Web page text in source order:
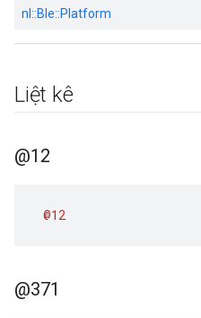
nl::Ble::Platform
Liệt kê
@12
@12
@371